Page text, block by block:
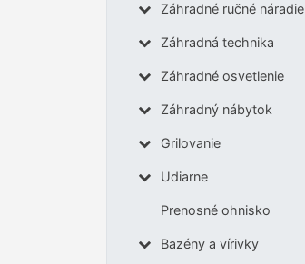
Záhradné ručné náradie
Záhradná technika
Záhradné osvetlenie
Záhradný nábytok
Grilovanie
Udiarne
Prenosné ohnisko
Bazény a vírivky